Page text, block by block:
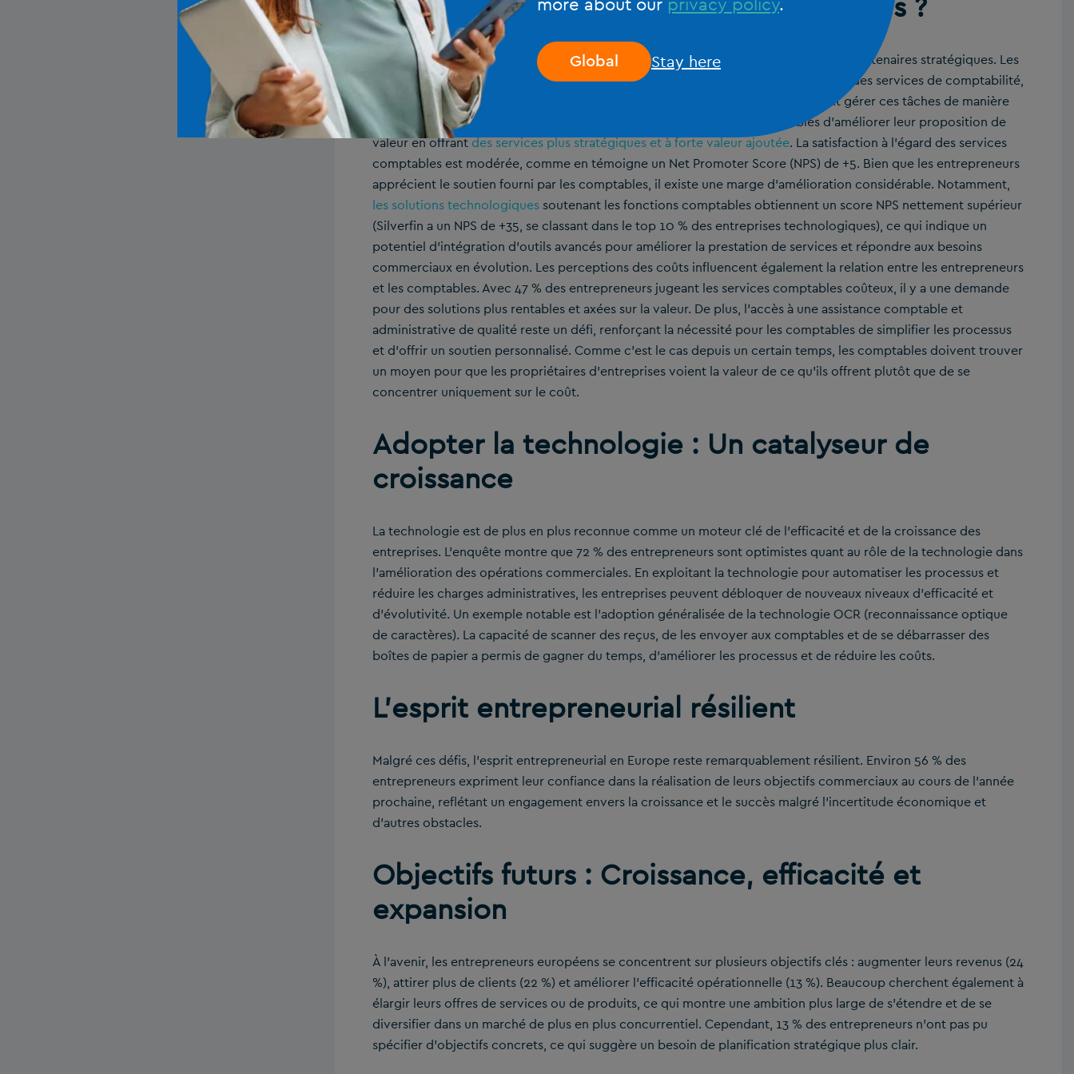
Le rôle des comptables évolue
, passant de prestataires de services traditionnels à partenaires stratégiques. Les
données révèlent que 40 % des entrepreneurs comptent sur les comptables pour des services de comptabilité,
et 36 % pour la gestion de la paie. Cependant, 60 % des entrepreneurs préfèrent gérer ces tâches de manière
indépendante, ce qui met en évidence une opportunité pour les comptables d’améliorer leur proposition de
valeur en offrantdes services plus stratégiques et à forte valeur ajoutée. La satisfaction à l’égard des services
comptables est modérée, comme en témoigne un Net Promoter Score (NPS) de +5. Bien que les entrepreneurs
apprécient le soutien fourni par les comptables, il existe une marge d’amélioration considérable. Notamment,
les solutions technologiquessoutenant les fonctions comptables obtiennent un score NPS nettement supérieur
(Silverfin a un NPS de +35, se classant dans le top 10 % des entreprises technologiques), ce qui indique un
potentiel d’intégration d’outils avancés pour améliorer la prestation de services et répondre aux besoins
commerciaux en évolution. Les perceptions des coûts influencent également la relation entre les entrepreneurs
et les comptables. Avec 47 % des entrepreneurs jugeant les services comptables coûteux, il y a une demande
pour des solutions plus rentables et axées sur la valeur. De plus, l’accès à une assistance comptable et
administrative de qualité reste un défi, renforçant la nécessité pour les comptables de simplifier les processus
et d’offrir un soutien personnalisé. Comme c’est le cas depuis un certain temps, les comptables doivent trouver
un moyen pour que les propriétaires d’entreprises voient la valeur de ce qu’ils offrent plutôt que de se
concentrer uniquement sur le coût.
Adopter la technologie : Un catalyseur de
croissance
La technologie est de plus en plus reconnue comme un moteur clé de l’efficacité et de la croissance des
entreprises. L’enquête montre que 72 % des entrepreneurs sont optimistes quant au rôle de la technologie dans
l’amélioration des opérations commerciales. En exploitant la technologie pour automatiser les processus et
réduire les charges administratives, les entreprises peuvent débloquer de nouveaux niveaux d’efficacité et
d’évolutivité. Un exemple notable est l’adoption généralisée de la technologie OCR (reconnaissance optique
de caractères). La capacité de scanner des reçus, de les envoyer aux comptables et de se débarrasser des
boîtes de papier a permis de gagner du temps, d’améliorer les processus et de réduire les coûts.
L’esprit entrepreneurial résilient
Malgré ces défis, l’esprit entrepreneurial en Europe reste remarquablement résilient. Environ 56 % des
entrepreneurs expriment leur confiance dans la réalisation de leurs objectifs commerciaux au cours de l’année
prochaine, reflétant un engagement envers la croissance et le succès malgré l’incertitude économique et
d’autres obstacles.
Objectifs futurs : Croissance, efficacité et
expansion
À l’avenir, les entrepreneurs européens se concentrent sur plusieurs objectifs clés : augmenter leurs revenus (24
%), attirer plus de clients (22 %) et améliorer l’efficacité opérationnelle (13 %). Beaucoup cherchent également à
élargir leurs offres de services ou de produits, ce qui montre une ambition plus large de s’étendre et de se
diversifier dans un marché de plus en plus concurrentiel. Cependant, 13 % des entrepreneurs n’ont pas pu
spécifier d’objectifs concrets, ce qui suggère un besoin de planification stratégique plus clair.
Global Stay here